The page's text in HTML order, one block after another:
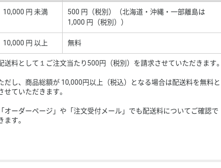
10,000 円 未満
500 円（税別）（北海道・沖縄・一部離島は
1,000 円（税別））
10,000 円 以上 無料
送料として１ご注文当たり500円（税別）を請求させていただきます
だし、商品総額が 10,000円以上（税込）となる場合は配送料を無料と
せていただきます。
オーダーページ」や「注文受付メール」でも配送料についてご確認で
ます。